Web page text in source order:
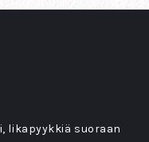
likapyykkiä suoraan